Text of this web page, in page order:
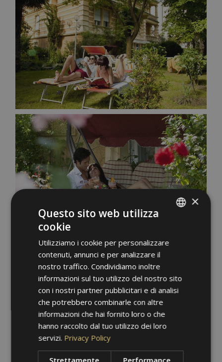
GERMAN
×
Questo sito web utilizza
cookie
Utilizziamo i cookie per personalizzare
contenuti, annunci e per analizzare il
nostro traffico. Condividiamo inoltre
informazioni sul tuo utilizzo del nostro sito
con i nostri partner pubblicitari e di analisi
che potrebbero combinarle con altre
informazioni che hai fornito loro o che
hanno raccolto dal tuo utilizzo dei loro
servizi. Privacy Policy
Strettamente Performance